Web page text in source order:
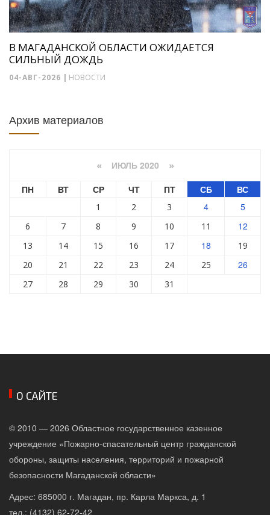
В МАГАДАНСКОЙ ОБЛАСТИ ОЖИДАЕТСЯ
СИЛЬНЫЙ ДОЖДЬ
04-АВГ-2026 | НОВОСТИ
Архив материалов
« ИЮЛЬ 2020 »
ПН ВТ СР ЧТ ПТ СБ ВС
1 2 3 4 5
6 7 8 9 10 11 12
13 14 15 16 17 18
19
20
21 22 23 24 25 26
27 28 29 30 31
О САЙТЕ
© 2010 — 2026 Областное государственное казенное
учреждение «Пожарно-спасательный центр гражданской
обороны, защиты населения, территорий и пожарной
безопасности Магаданской области»
Адрес: 685000 г. Магадан, пр. Карла Маркса, д. 1
тел.: (4132) 62-72-42